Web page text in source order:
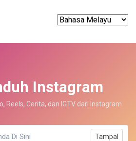
Instagram
Reels, Cerita, dan IGTV dari Instagram
Tampal